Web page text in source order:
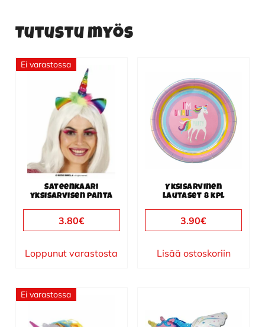
Tutustu myös
Ei varastossa
Sateenkaari
yksisarvisen panta
3.80€
Loppunut varastosta
Yksisarvinen
lautaset 8 kpl
3.90€
Lisää ostoskoriin
Ei varastossa